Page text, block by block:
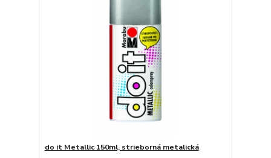
do it Metallic 150ml, strieborná metalická